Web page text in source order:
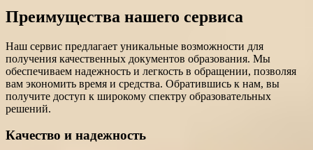
Преимущества нашего сервиса
Наш сервис предлагает уникальные возможности для
получения качественных документов образования. Мы
обеспечиваем надежность и легкость в обращении, позволяя
вам экономить время и средства. Обратившись к нам, вы
получите доступ к широкому спектру образовательных
решений.
Качество и надежность